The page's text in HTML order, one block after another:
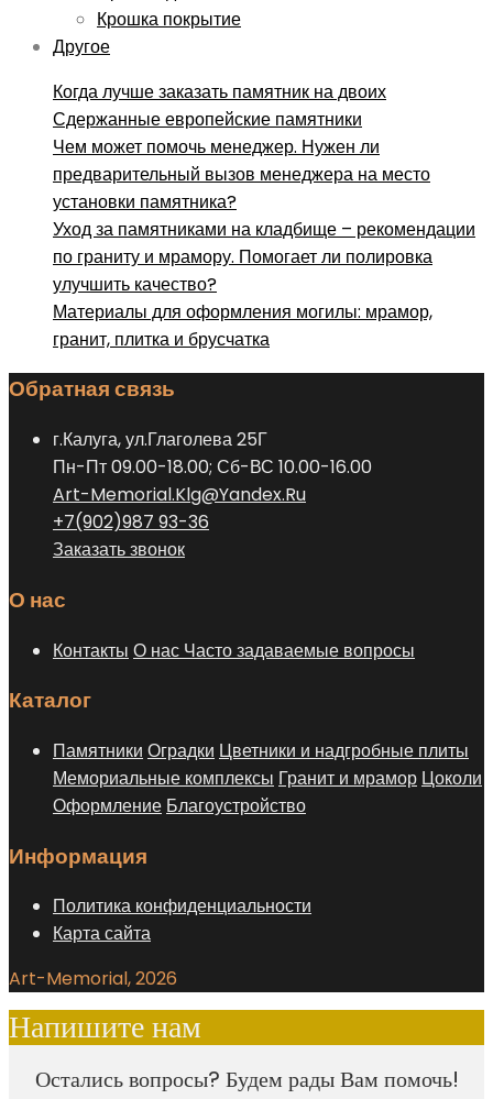
Крошка покрытие
Другое
Когда лучше заказать памятник на двоих
Сдержанные европейские памятники
Чем может помочь менеджер. Нужен ли
предварительный вызов менеджера на место
установки памятника?
Уход за памятниками на кладбище – рекомендации
по граниту и мрамору. Помогает ли полировка
улучшить качество?
Материалы для оформления могилы: мрамор,
гранит, плитка и брусчатка
Обратная связь
г.Калуга, ул.Глаголева 25Г
Пн-Пт 09.00-18.00; Сб-ВС 10.00-16.00
Art-Memorial.Klg@Yandex.Ru
+7(902)987 93-36
Заказать звонок
О нас
Контакты О нас Часто задаваемые вопросы
Каталог
Памятники Оградки Цветники и надгробные плиты
Мемориальные комплексы Гранит и мрамор Цоколи
Оформление Благоустройство
Информация
Политика конфиденциальности
Карта сайта
Art-Memorial, 2026
Напишите нам
Остались вопросы? Будем рады Вам помочь!